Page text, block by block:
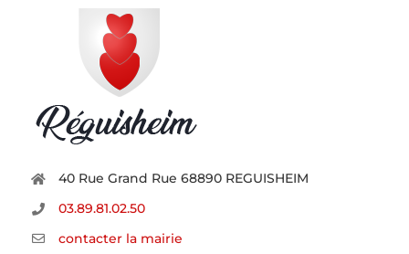
40 Rue Grand Rue 68890 REGUISHEIM
03.89.81.02.50
contacter la mairie